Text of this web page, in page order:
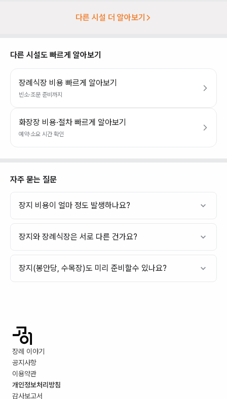
다른 시설 더 알아보기
다른 시설도 빠르게 알아보기
장례식장 비용 빠르게 알아보기
빈소·조문 준비까지
화장장 비용·절차 빠르게 알아보기
예약·소요 시간 확인
자주 묻는 질문
장지 비용이 얼마 정도 발생하나요?
장지와 장례식장은 서로 다른 건가요?
장지(봉안당, 수목장)도 미리 준비할수 있나요?
장례 이야기
공지사항
이용약관
개인정보처리방침
감사보고서